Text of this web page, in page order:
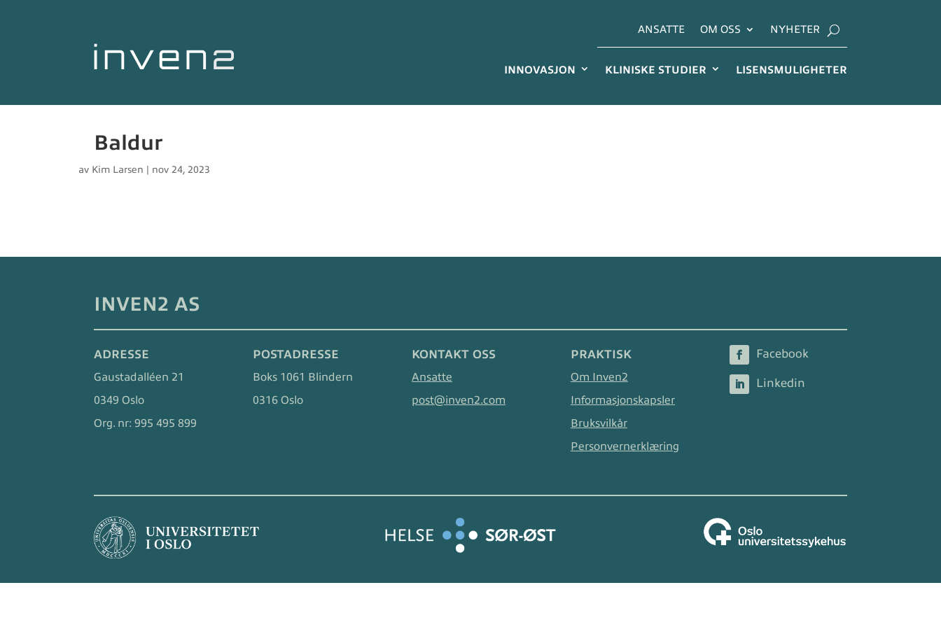
ANSATTE OM OSS NYHETER
INNOVASJON KLINISKE STUDIER LISENSMULIGHETER
Baldur
av Kim Larsen nov 24, 2023
INVEN2 AS
ADRESSE
Gaustadalléen 21
0349 Oslo
Org. nr:995 495 899
POSTADRESSE
Boks 1061 Blindern
0316 Oslo
KONTAKT OSS
Ansatte
post@inven2.com
PRAKTISK
Om Inven2
Informasjonskapsler
Bruksvilkår
Personvernerklæring